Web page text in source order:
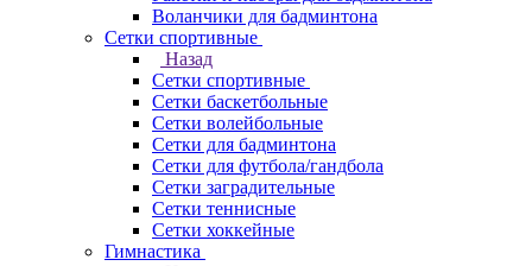
Воланчики для бадминтона
Сетки спортивные
Назад
Сетки спортивные
Сетки баскетбольные
Сетки волейбольные
Сетки для бадминтона
Сетки для футбола/гандбола
Сетки заградительные
Сетки теннисные
Сетки хоккейные
Гимнастика